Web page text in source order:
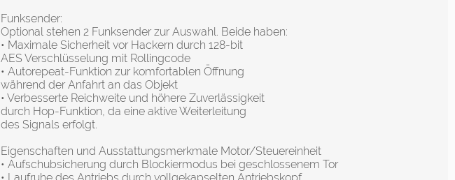
Funksender:
Optional stehen 2 Funksender zur Auswahl. Beide haben:
• Maximale Sicherheit vor Hackern durch 128-bit
AES Verschlüsselung mit Rollingcode
• Autorepeat-Funktion zur komfortablen Öffnung
während der Anfahrt an das Objekt
• Verbesserte Reichweite und höhere Zuverlässigkeit
durch Hop-Funktion, da eine aktive Weiterleitung
des Signals erfolgt.
Eigenschaften und Ausstattungsmerkmale Motor/Steuereinheit
• Aufschubsicherung durch Blockiermodus bei geschlossenem Tor